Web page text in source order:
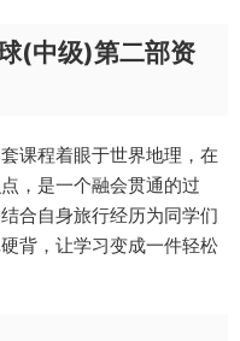
(中级)第二部资
课程着眼于世界地理，在
，是一个融会贯通的过
合自身旅行经历为同学们
背，让学习变成一件轻松